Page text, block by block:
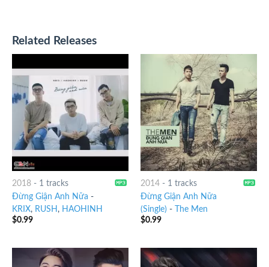
Related Releases
2018- 1 tracks
Đừng Giận Anh Nữa -
KRIX, RUSH , HAOHINH
$0.99
2014- 1 tracks
Đừng Giận Anh Nữa
(Single) -
The Men
$0.99